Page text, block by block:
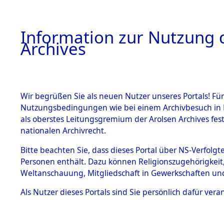
BESTÄNDE
1.
Inhaftierungsdoku
mente
1.2.9 Beim ITS
Effekten
0006
Information zur Nutzung
Archives
Wir begrüßen Sie als neuen Nutzer unseres Portals!
Nutzungsbedingungen wie bei einem Archivbesuch
als oberstes Leitungsgremium der Arolsen Archives
nationalen Archivrecht.
Bitte beachten Sie, dass dieses Portal über NS-
Personen enthält. Dazu können
Weltanschauung, Mitgliedschaft in Gewerkschaften
Als Nutzer dieses Portals sind Sie persönlich dafür